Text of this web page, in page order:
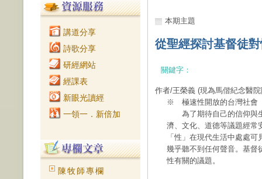
講道分享
詩歌分享
研經網站
經課表
新眼光讀經
一領一．新倍加
陳牧師專欄
本期主題
從聖經探討基督徒
關鍵字：
作者/王榮義 (現為馬偕紀念醫
※ 極速性開放的台灣社會
為了期待自己的信仰與生
濟、文化、道德等議題經常
「性」在現代生活中處處
幾乎聽不到任何聲音。基督
性有關的議題。